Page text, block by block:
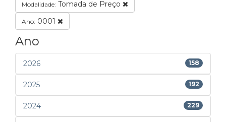
Modalidade: Tomada de Preço
Ano: 0001
Ano
2026 158
2025 192
2024 229